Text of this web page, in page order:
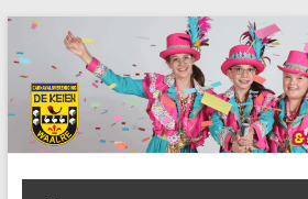
Ga
naar
de
inhoud
AWC